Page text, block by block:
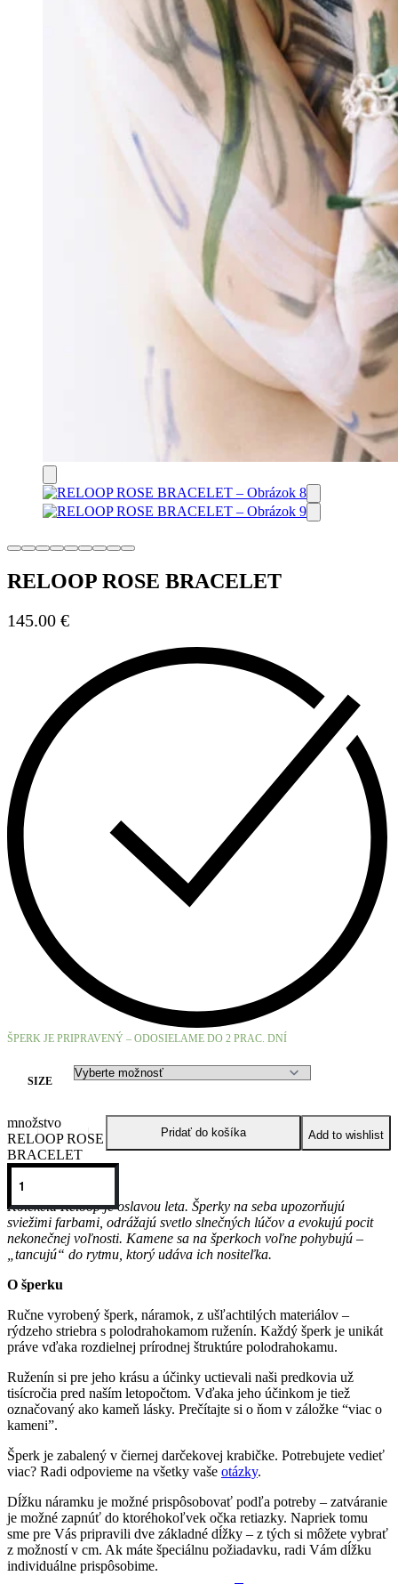
RELOOP ROSE BRACELET
145.00 €
ŠPERK JE PRIPRAVENÝ – ODOSIELAME DO 2 PRAC. DNÍ
SIZE
množstvo
RELOOP ROSE
BRACELET
Pridať do košíka Add to wishlist
Kolekcia Reloop je oslavou leta. Šperky na seba upozorňujú
sviežimi farbami, odrážajú svetlo slnečných lúčov a evokujú pocit
nekonečnej voľnosti. Kamene sa na šperkoch voľne pohybujú –
„tancujú“ do rytmu, ktorý udáva ich nositeľka.
O šperku
Ručne vyrobený šperk, náramok, z ušľachtilých materiálov –
rýdzeho striebra s polodrahokamom ruženín. Každý šperk je unikát
práve vďaka rozdielnej prírodnej štruktúre polodrahokamu.
Ruženín si pre jeho krásu a účinky uctievali naši predkovia už
tisícročia pred naším letopočtom. Vďaka jeho účinkom je tiež
označovaný ako kameň lásky. Prečítajte si o ňom v záložke “viac o
kameni”.
Šperk je zabalený v čiernej darčekovej krabičke. Potrebujete vedieť
viac? Radi odpovieme na všetky vaše otázky.
Dĺžku náramku je možné prispôsobovať podľa potreby – zatváranie
je možné zapnúť do ktoréhokoľvek očka retiazky. Napriek tomu
sme pre Vás pripravili dve základné dĺžky – z tých si môžete vybrať
z možností v cm. Ak máte špeciálnu požiadavku, radi Vám dĺžku
individuálne prispôsobime.